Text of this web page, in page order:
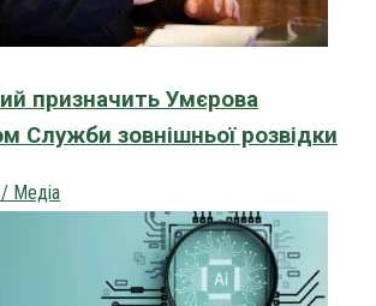
призначить Умєрова
Служби зовнішньої розвідки
Медіа